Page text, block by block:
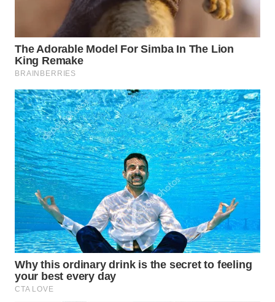
MANDALIKA
WN
LIKUPANG
WN
LABUANBAJO
WN
BORNEO
Wahana
Media
Group
WAHANA
NEWS
WAHANA